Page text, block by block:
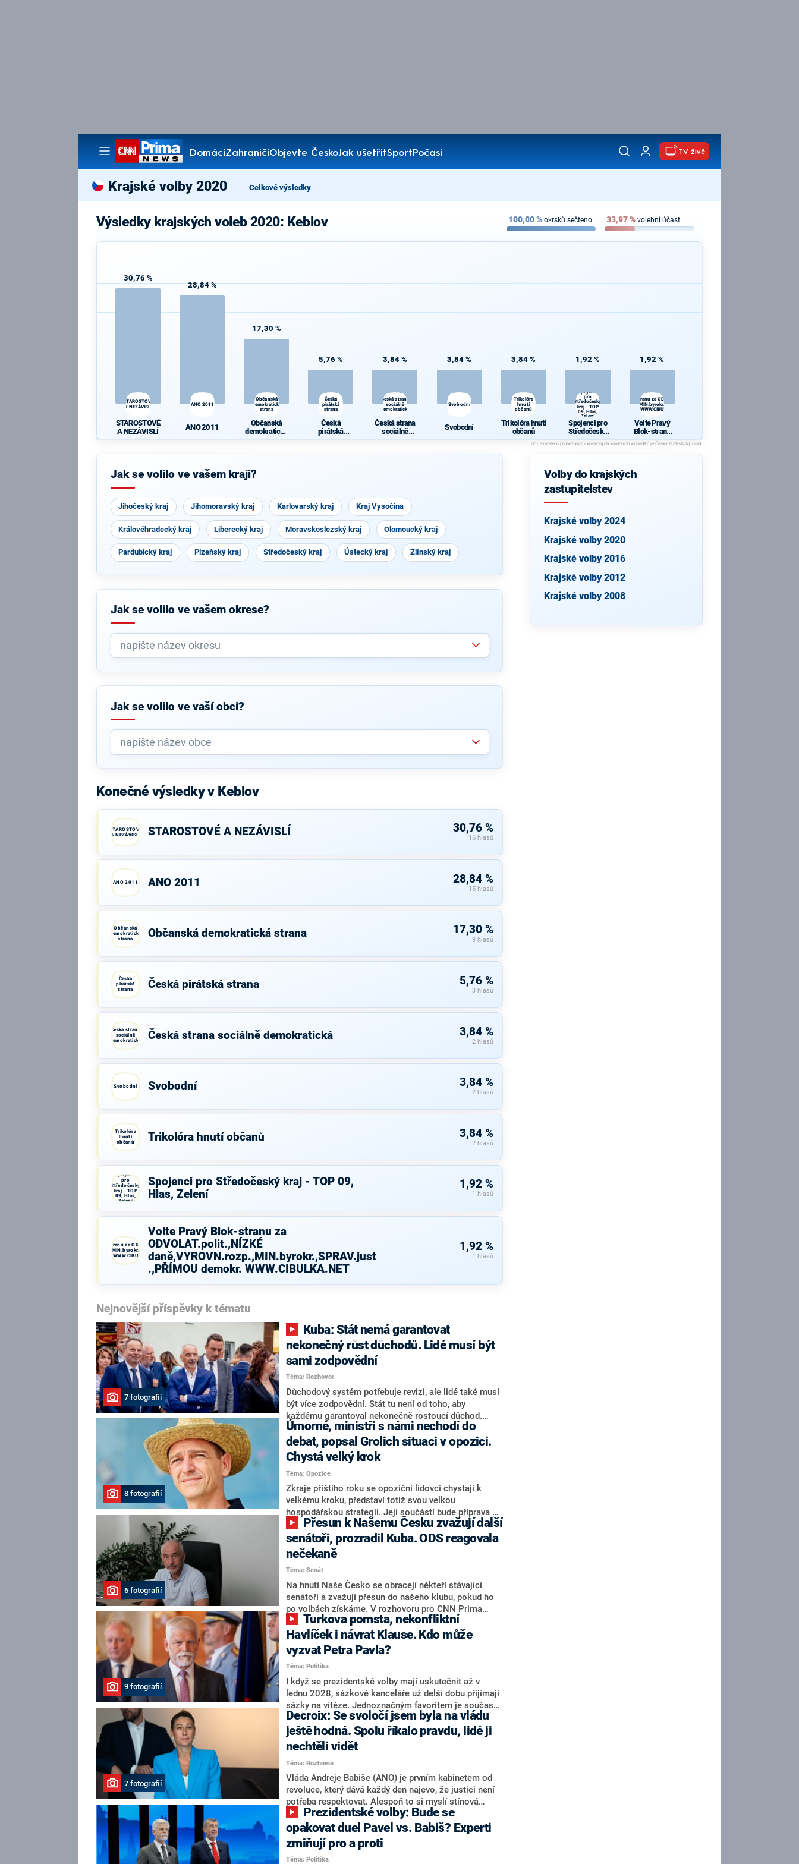
DomácíZahraničíObjevte ČeskoJak ušetřitSportPočasí
Pořady
TV živě
Krajské volby 2020 Celkové výsledky
Výsledky krajských voleb 2020: Keblov 100,00% okrsků sečteno 33,97% volební účast
30,76 %
STAROSTOVÉ
A NEZÁVISLÍ
STAROSTOVÉ
A NEZÁVISLÍ
28,84 %
ANO 2011
ANO 2011
17,30 %
Občanská
demokratická
strana
Občanská
demokratická
5,76 %
Česká
pirátská
strana
Česká
pirátská
3,84 %
Česká strana
sociálně
demokratická
Česká strana
sociálně
3,84 %
Svobodní
Svobodní
3,84 %
Trikolóra
hnutí
občanů
Trikolóra hnutí
občanů
1,92 %
Spojenci
pro
Středočeský
kraj - TOP
09, Hlas,
Zelení
Spojenci pro
Středočeský
kraj - TOP 09,
Hlas, Zelení
1,92 %
Volte Pravý Blok-stranu za ODVOLAT.polit.,NÍZKÉ
daně,VYROVN.rozp.,MIN.byrokr.,SPRAV.just.,PŘÍMOU
demokr. WWW.CIBULKA.NET
Volte Pravý
Blok-stranu
za
ODVOLAT.poli
t.,NÍZKÉ
N.rozp.,MIN.b
Jak se volilo ve vašem kraji?
Jihočeský kraj Jihomoravský kraj Karlovarský kraj Kraj Vysočina
Královéhradecký kraj Liberecký kraj Moravskoslezský kraj Olomoucký kraj
Pardubický kraj Plzeňský kraj Středočeský kraj Ústecký kraj Zlínský kraj
Jak se volilo ve vašem okrese?
Jak se volilo ve vaší obci?
Konečné výsledky v Keblov
STAROSTOVÉ
A NEZÁVISLÍ
STAROSTOVÉ A NEZÁVISLÍ 30,76 %
16 hlasů
ANO 2011 ANO 2011 28,84 %
15 hlasů
Občanská
demokratická
strana
Občanská demokratická strana 17,30 %
9 hlasů
Česká
pirátská
strana
Česká pirátská strana 5,76 %
3 hlasů
Česká strana
sociálně
demokratická
Česká strana sociálně demokratická 3,84 %
2 hlasů
Svobodní Svobodní 3,84 %
2 hlasů
Trikolóra
hnutí
občanů
Trikolóra hnutí občanů 3,84 %
2 hlasů
Spojenci
pro
Středočeský
kraj - TOP
09, Hlas,
Zelení
Spojenci pro Středočeský kraj - TOP 09,
Hlas, Zelení
1,92 %
1 hlasů
Volte Pravý Blok-stranu za ODVOLAT.polit.,NÍZKÉ
daně,VYROVN.rozp.,MIN.byrokr.,SPRAV.just.,PŘÍMOU
demokr. WWW.CIBULKA.NET
Volte Pravý Blok-stranu za
ODVOLAT.polit.,NÍZKÉ
daně,VYROVN.rozp.,MIN.byrokr.,SPRAV.just
.,PŘÍMOU demokr. WWW.CIBULKA.NET
1,92 %
1 hlasů
Nejnovější příspěvky k tématu
7 fotografií
nekonečný růst důchodů. Lidé musí být
sami zodpovědní
Téma: Rozhovor
Důchodový systém potřebuje revizi, ale lidé také musí
být více zodpovědní. Stát tu není od toho, aby
každému garantoval nekonečně rostoucí důchod.
Chybí tu nový systém a my ho představíme,řekl
hejtman Jihočeského kraje a předseda hnutí Naše
Česko Martin Kuba v rozhovoru pro CNN Prima NEWS.
V čele státu pak podle něj nemůže být člověk, který by
střetem zájmů omezoval čerpání financí a rozvoj,
dodal. Řešení u Andreje Babiše ale hodnotit nechtěl.
8 fotografií
Úmorné, ministři s námi nechodí do
debat, popsal Grolich situaci v opozici.
Chystá velký krok
Téma: Opozice
Zkraje příštího roku se opoziční lidovci chystají k
velkému kroku, představí totiž svou velkou
hospodářskou strategii. Její součástí bude příprava na
stárnutí populace, řekl ve středu na setkání s novináři
nový předseda lidovců Jan Grolich. Ten zároveň v
senátních volbách kandiduje ve Vyškově. Popsal i
aktivitu opozice, o níž vládní strany nebo političtí
komentátoři mluví jako o slabé a v defenzivě. „Je to
úmorná práce upozorňovat na chyby vlády. Ministři s
námi navíc nechodí do debat. Chceme ale ukazovat
svoje témata,“ odpověděl Grolich na dotaz CNN Prima
NEWS.
6 fotografií
senátoři, prozradil Kuba. ODS reagovala
nečekaně
Téma: Senát
Na hnutí Naše Česko se obracejí někteří stávající
senátoři a zvažují přesun do našeho klubu, pokud ho
po volbách získáme. V rozhovoru pro CNN Prima
NEWS to řekl zakladatel hnutí a jihočeský hejtman
Martin Kuba. Konkrétní nebyl, ale získat by takto mohl
například senátora Zdeňka Hrabu, který je dnes
součástí klubu ODS a TOP 09. Hraba to na dotaz
redakce nevyloučil. Předseda klubu senátorů ODS
Zdeněk Nytra redakci řekl, že počítá s odchodem
některých senátorů z klubu a že Naše Česko není
nepřítel, ale soupeř.
9 fotografií
Havlíček i návrat Klause. Kdo může
vyzvat Petra Pavla?
Téma: Politika
I když se prezidentské volby mají uskutečnit až v
lednu 2028, sázkové kanceláře už delší dobu přijímají
sázky na vítěze. Jednoznačným favoritem je současná
hlava státu Petr Pavel. Daleko za ním pak bookmakeři
zmiňují dva výrazné politiky ANO, tedy premiéra
Andreje Babiše a ministra průmyslu Karla Havlíčka.
Oblíbeným tipem samotných sázkařů je poslanec za
Motoristy Filip Turek. Politolog Jan Kubáček nicméně
o případné kandidatuře kohokoliv ze zmíněné trojice
značně pochybuje. Podle něj současná koalice dosud
nemá osobu, která by Pavlovi mohla konkurovat.
7 fotografií
Decroix: Se svoločí jsem byla na vládu
ještě hodná. Spolu říkalo pravdu, lidé ji
nechtěli vidět
Téma: Rozhovor
Vláda Andreje Babiše (ANO) je prvním kabinetem od
revoluce, který dává každý den najevo, že justici není
potřeba respektovat. Alespoň to si myslí stínová
ministryně spravedlnosti ODS Eva Decroix. V
rozhovoru pro CNN Prima NEWS si nebrala servítky
ohledně politického výkonu svého nástupce Jeronýma
Tejce (za ANO) či vládní zmocněnkyně pro lidská
práva Taťány Malé (ANO). Označením „svoloč“ na
opakovat duel Pavel vs. Babiš? Experti
zmiňují pro a proti
Téma: Politika
Volby do krajských
zastupitelstev
Krajské volby 2024
Krajské volby 2020
Krajské volby 2016
Krajské volby 2012
Krajské volby 2008